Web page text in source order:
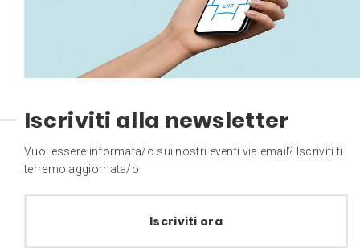
Iscriviti alla newsletter
Vuoi essere informata/o sui nostri eventi via email? Iscriviti ti
terremo aggiornata/o
Iscriviti ora